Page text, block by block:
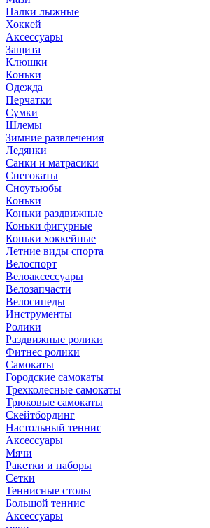
Палки лыжные
Хоккей
Аксессуары
Защита
Клюшки
Коньки
Одежда
Перчатки
Сумки
Шлемы
Зимние развлечения
Ледянки
Санки и матрасики
Снегокаты
Сноутьюбы
Коньки
Коньки раздвижные
Коньки фигурные
Коньки хоккейные
Летние виды спорта
Велоспорт
Велоаксессуары
Велозапчасти
Велосипеды
Инструменты
Ролики
Раздвижные ролики
Фитнес ролики
Самокаты
Городские самокаты
Трехколесные самокаты
Трюковые самокаты
Скейтбординг
Настольный теннис
Аксессуары
Мячи
Ракетки и наборы
Сетки
Теннисные столы
Большой теннис
Аксессуары